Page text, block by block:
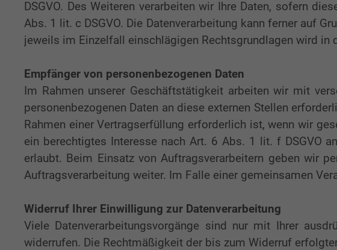
DSGVO. Des Weiteren verarbeiten wir Ihre Daten, sofern
Abs. 1 lit. c DSGVO. Die Datenverarbeitung kann ferner auf
jeweils im Einzelfall einschlägigen Rechtsgrundlagen wird
Empfänger von personenbezogenen Daten
Im Rahmen unserer Geschäftstätigkeit arbeiten wir mit
personenbezogenen Daten an diese externen Stellen
Rahmen einer Vertragserfüllung erforderlich ist, wenn wir
ein berechtigtes Interesse nach Art. 6 Abs. 1 lit. f DSGVO
erlaubt. Beim Einsatz von Auftragsverarbeitern geben wir
Auftragsverarbeitung weiter. Im Falle einer gemeinsamen
Widerruf Ihrer Einwilligung zur Datenverarbeitung
Viele Datenverarbeitungsvorgänge sind nur mit Ihrer
widerrufen. Die Rechtmäßigkeit der bis zum Widerruf